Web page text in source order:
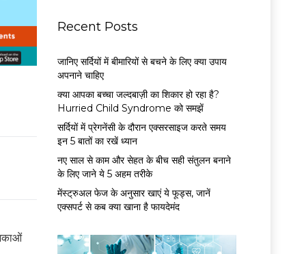
y
Recent Posts
जानिए सर्दियों में बीमारियों से बचने के लिए क्या उपाय
अपनाने चाहिए
क्या आपका बच्चा जल्दबाज़ी का शिकार हो रहा है?
Hurried Child Syndrome को समझें
सर्द‍ियों में प्रेगनेंसी के दौरान एक्सरसाइज करते समय
इन 5 बातों का रखें ध्यान
नए साल से काम और सेहत के बीच सही संतुलन बनाने
के लिए जाने ये 5 अहम तरीके
मेंस्ट्रुअल फेज के अनुसार खाएं ये फूड्स, जानें
एक्सपर्ट से कब क्या खाना है फायदेमंद